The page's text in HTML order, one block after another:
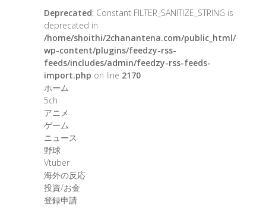
Deprecated: Constant FILTER_SANITIZE_STRING is
deprecated in
/home/shoithi/2chanantena.com/public_html/
wp-content/plugins/feedzy-rss-
feeds/includes/admin/feedzy-rss-feeds-
import.php on line 2170
ホーム
5ch
アニメ
ゲーム
ニュース
野球
Vtuber
海外の反応
投資/お金
登録申請